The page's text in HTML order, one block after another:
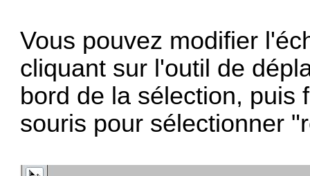
Vous pouvez modifier
cliquant sur l'outil de
bord de la sélection, puis
souris pour sélectionner